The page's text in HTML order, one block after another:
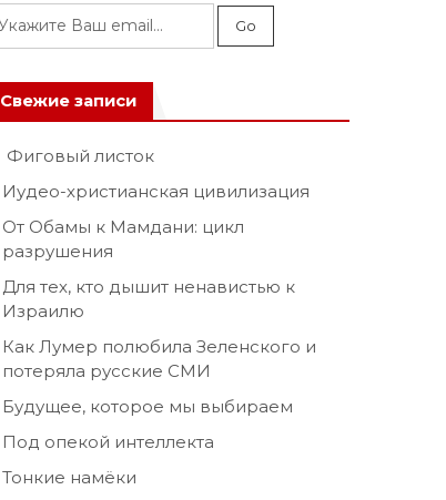
Свежие записи
Фиговый листок
Иудео-христианская цивилизация
От Обамы к Мамдани: цикл
разрушения
Для тех, кто дышит ненавистью к
Израилю
Как Лумер полюбила Зеленского и
потеряла русские СМИ
Будущее, которое мы выбираем
Под опекой интеллекта
Тонкие намёки